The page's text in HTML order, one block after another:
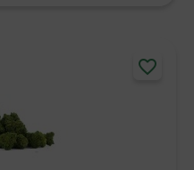
favorite_border